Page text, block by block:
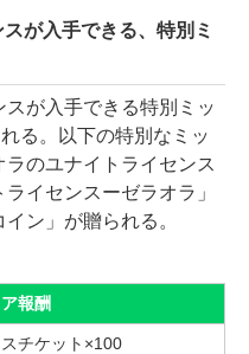
が入手できる、特別ミ
が入手できる特別ミッ
る。以下の特別なミッ
のユナイトライセンス
イセンスーゼラオラ」
ン」が贈られる。
報酬
チケット×100